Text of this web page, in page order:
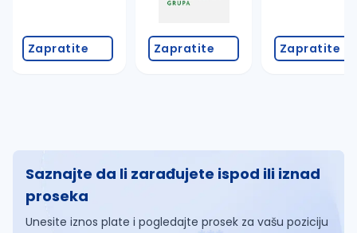
Zapratite Zapratite Zapratite
Saznajte da li zarađujete ispod ili iznad
proseka
Unesite iznos plate i pogledajte prosek za vašu poziciju